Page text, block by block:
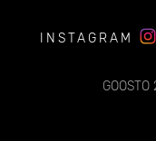
INSTAGRAM